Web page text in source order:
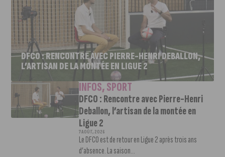
DFCO : RENCONTRE AVEC PIERRE-HENRI DEBALLON,
L’ARTISAN DE LA MONTÉE EN LIGUE 2
INFOS,SPORT
DFCO : Rencontre avec Pierre-Henri
Deballon, l’artisan de la montée en
Ligue 2
7 AOÛT, 2026
Le DFCO est de retour en Ligue 2 après trois ans
d’absence. La saison...